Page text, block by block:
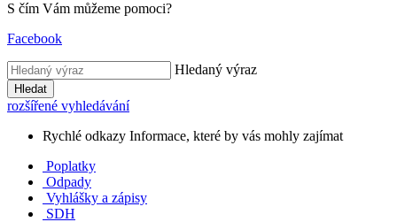
S čím Vám můžeme pomoci?
Facebook
Hledaný výraz
Hledat
rozšířené vyhledávání
Rychlé odkazy Informace, které by vás mohly zajímat
Poplatky
Odpady
Vyhlášky a zápisy
SDH